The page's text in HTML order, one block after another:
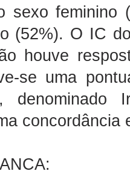
sexo
(52%). O IC
houve
se uma